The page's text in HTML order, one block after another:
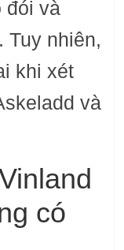
đói và
Tuy nhiên,
khi xét
và
có